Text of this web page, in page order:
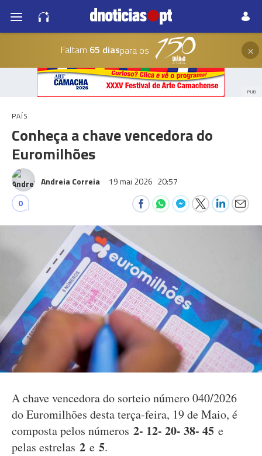
Faltam 65 diaspara os ×
PUB
PAÍS
Conheça a chave vencedora do
Euromilhões
Andreia Correia 19 mai 2026 20:57
0
A chave vencedora do sorteio número 040/2026
do Euromilhões desta terça-feira, 19 de Maio, é
composta pelos números 2- 12- 20- 38- 45 e
pelas estrelas 2 e 5.